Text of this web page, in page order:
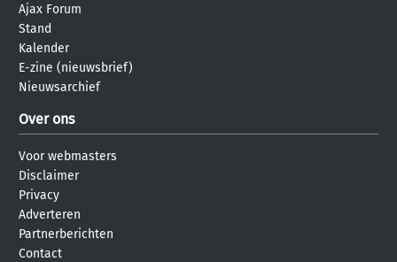
Ajax Forum
Stand
Kalender
E-zine (nieuwsbrief)
Nieuwsarchief
Over ons
Voor webmasters
Disclaimer
Privacy
Adverteren
Partnerberichten
Contact